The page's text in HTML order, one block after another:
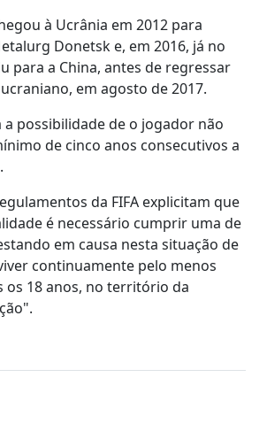
à Ucrânia em 2012 para
Donetsk e, em 2016, já no
para a China, antes de regressar
em agosto de 2017.
a possibilidade de o jogador não
de cinco anos consecutivos a
da FIFA explicitam que
é necessário cumprir uma de
em causa nesta situação de
continuamente pelo menos
os 18 anos, no território da